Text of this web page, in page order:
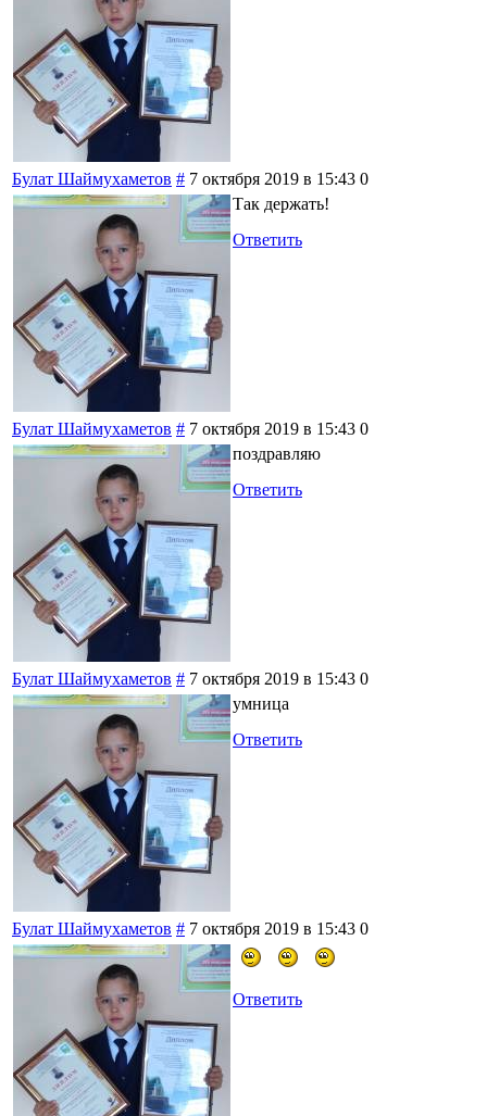
Булат Шаймухаметов # 7 октября 2019 в 15:43 0
Так держать!
Ответить
Булат Шаймухаметов # 7 октября 2019 в 15:43 0
поздравляю
Ответить
Булат Шаймухаметов # 7 октября 2019 в 15:43 0
умница
Ответить
Булат Шаймухаметов # 7 октября 2019 в 15:43 0
Ответить